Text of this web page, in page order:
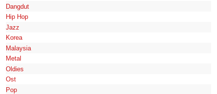
Dangdut
Hip Hop
Jazz
Korea
Malaysia
Metal
Oldies
Ost
Pop